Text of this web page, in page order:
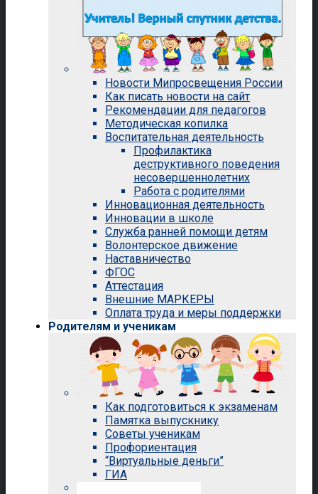
Новости Мипросвещения России
Как писать новости на сайт
Рекомендации для педагогов
Методическая копилка
Воспитательная деятельность
Профилактика
деструктивного поведения
несовершеннолетних
Работа с родителями
Инновационная деятельность
Инновации в школе
Служба ранней помощи детям
Волонтерское движение
Наставничество
ФГОС
Аттестация
Внешние МАРКЕРЫ
Оплата труда и меры поддержки
Родителям и ученикам
Как подготовиться к экзаменам
Памятка выпускнику
Советы ученикам
Профориентация
“Виртуальные деньги”
ГИА